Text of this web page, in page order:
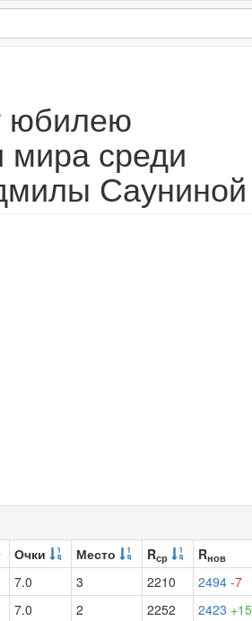
юбилею
мира среди
Сауниной
Очки Место Rср Rнов
7.0 3 2210 2494 -7
7.0 2 2252 2423 +15